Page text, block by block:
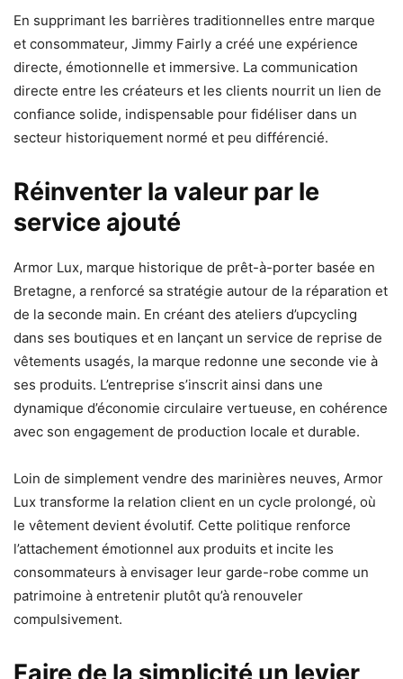
En supprimant les barrières traditionnelles entre marque
et consommateur, Jimmy Fairly a créé une expérience
directe, émotionnelle et immersive. La communication
directe entre les créateurs et les clients nourrit un lien de
confiance solide, indispensable pour fidéliser dans un
secteur historiquement normé et peu différencié.
Réinventer la valeur par le
service ajouté
Armor Lux, marque historique de prêt-à-porter basée en
Bretagne, a renforcé sa stratégie autour de la réparation et
de la seconde main. En créant des ateliers d’upcycling
dans ses boutiques et en lançant un service de reprise de
vêtements usagés, la marque redonne une seconde vie à
ses produits. L’entreprise s’inscrit ainsi dans une
dynamique d’économie circulaire vertueuse, en cohérence
avec son engagement de production locale et durable.
Loin de simplement vendre des marinières neuves, Armor
Lux transforme la relation client en un cycle prolongé, où
le vêtement devient évolutif. Cette politique renforce
l’attachement émotionnel aux produits et incite les
consommateurs à envisager leur garde-robe comme un
patrimoine à entretenir plutôt qu’à renouveler
compulsivement.
Faire de la simplicité un levier